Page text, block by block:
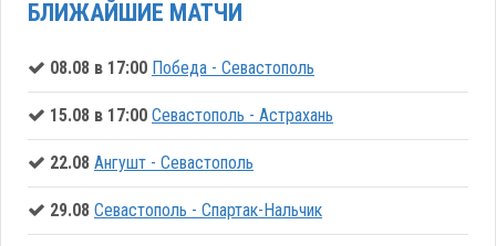
БЛИЖАЙШИЕ МАТЧИ
08.08 в 17:00 Победа - Севастополь
15.08 в 17:00 Севастополь - Астрахань
22.08 Ангушт - Севастополь
29.08 Севастополь - Спартак-Нальчик